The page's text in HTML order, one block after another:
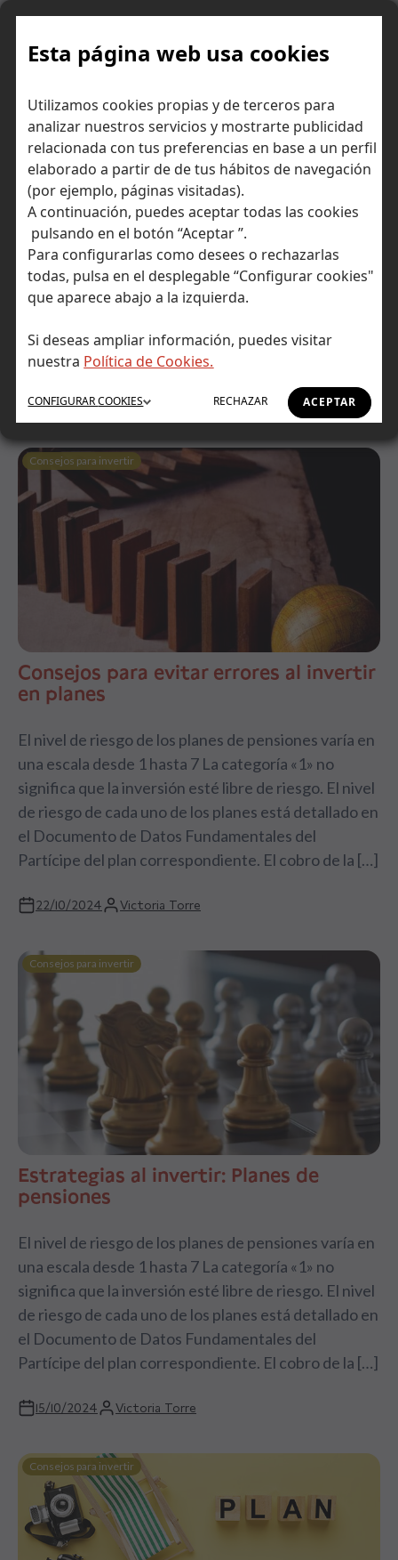
Esta página web usa cookies
Utilizamos cookies propias y de terceros para
analizar nuestros servicios y mostrarte publicidad
relacionada con tus preferencias en base a un perfil
elaborado a partir de de tus hábitos de navegación
(por ejemplo, páginas visitadas).
A continuación, puedes aceptar todas las cookies
pulsando en el botón “Aceptar ”.
Para configurarlas como desees o rechazarlas
todas, pulsa en el desplegable “Configurar cookies"
que aparece abajo a la izquierda.
Si deseas ampliar información, puedes visitar
nuestra Política de Cookies.
ACEPTAR
RECHAZAR
CONFIGURARCOOKIES
Skip
Ir a Self Bank »
El Blog de Self
Bank
planes de pensiones
Consejos para invertir
Consejos para evitar errores al invertir
en planes
El nivel de riesgo de los planes de pensiones varía en
una escala desde 1 hasta 7 La categoría «1» no
significa que la inversión esté libre de riesgo. El nivel
de riesgo de cada uno de los planes está detallado en
el Documento de Datos Fundamentales del
Partícipe del plan correspondiente. El cobro de la […]
22/10/2024 Victoria Torre
Consejos para invertir
Estrategias al invertir: Planes de
pensiones
El nivel de riesgo de los planes de pensiones varía en
una escala desde 1 hasta 7 La categoría «1» no
significa que la inversión esté libre de riesgo. El nivel
de riesgo de cada uno de los planes está detallado en
el Documento de Datos Fundamentales del
Partícipe del plan correspondiente. El cobro de la […]
15/10/2024 Victoria Torre
Consejos para invertir